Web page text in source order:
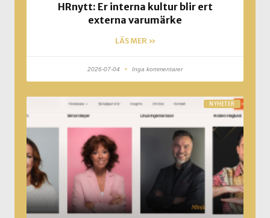
HRnytt: Er interna kultur blir ert
externa varumärke
LÄS MER »
2026-07-04 Inga kommentarer
NYHETER